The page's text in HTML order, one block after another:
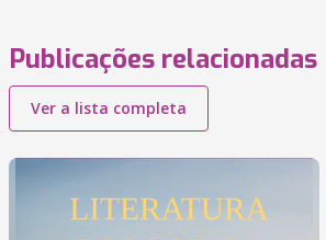
Publicações relacionadas
Ver a lista completa